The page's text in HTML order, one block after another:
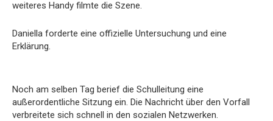
weiteres Handy filmte die Szene.
Daniella forderte eine offizielle Untersuchung und eine
Erklärung.
Noch am selben Tag berief die Schulleitung eine
außerordentliche Sitzung ein. Die Nachricht über den Vorfall
verbreitete sich schnell in den sozialen Netzwerken.